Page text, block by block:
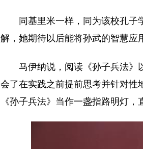
同基里米一样，同为该校孔子
解，她期待以后能将孙武的智慧应
马伊纳说，阅读《孙子兵法》
会了在实践之前提前思考并针对性
《孙子兵法》当作一盏指路明灯